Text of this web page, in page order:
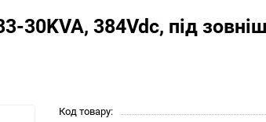
384Vdc, під
Код товару: